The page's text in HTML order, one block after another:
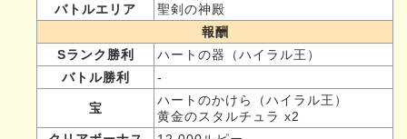
バトルエリア
聖剣の神殿
報酬
Sランク勝利
ハートの器（ハイラル王）
バトル勝利
-
宝
ハートのかけら（ハイラル王）
黄金のスタルチュラ x2